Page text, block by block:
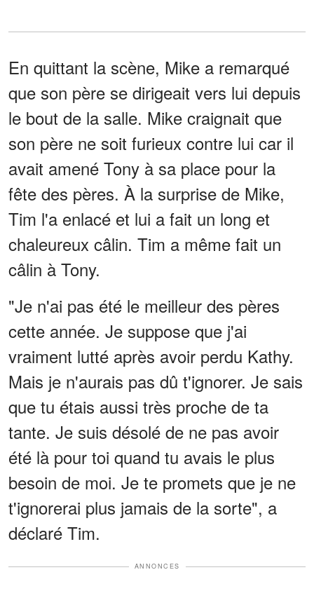
En quittant la scène, Mike a remarqué
que son père se dirigeait vers lui depuis
le bout de la salle. Mike craignait que
son père ne soit furieux contre lui car il
avait amené Tony à sa place pour la
fête des pères. À la surprise de Mike,
Tim l'a enlacé et lui a fait un long et
chaleureux câlin. Tim a même fait un
câlin à Tony.
"Je n'ai pas été le meilleur des pères
cette année. Je suppose que j'ai
vraiment lutté après avoir perdu Kathy.
Mais je n'aurais pas dû t'ignorer. Je sais
que tu étais aussi très proche de ta
tante. Je suis désolé de ne pas avoir
été là pour toi quand tu avais le plus
besoin de moi. Je te promets que je ne
t'ignorerai plus jamais de la sorte", a
déclaré Tim.
ANNONCES